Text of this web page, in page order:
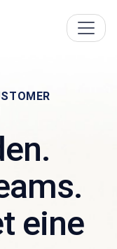
eine